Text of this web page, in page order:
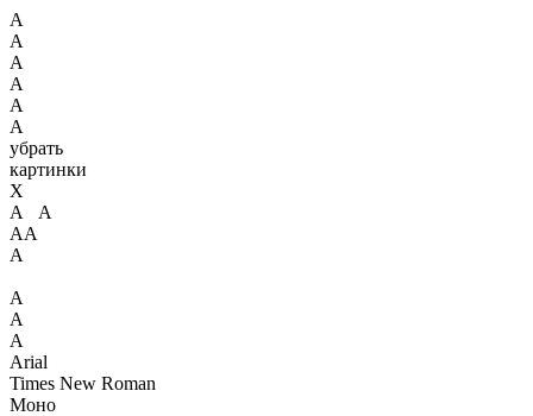
А
А
А
А
А
А
убрать
картинки
X
А А
АА
А
А
А
А
Arial
Times New Roman
Моно